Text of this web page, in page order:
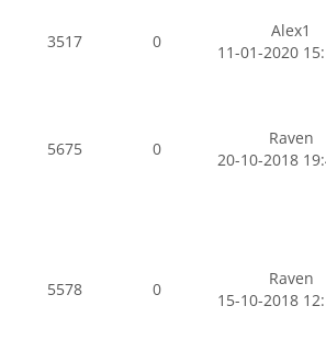
3517 0
Alex1
11-01-2020
5675 0
Raven
20-10-2018
5578 0
Raven
15-10-2018